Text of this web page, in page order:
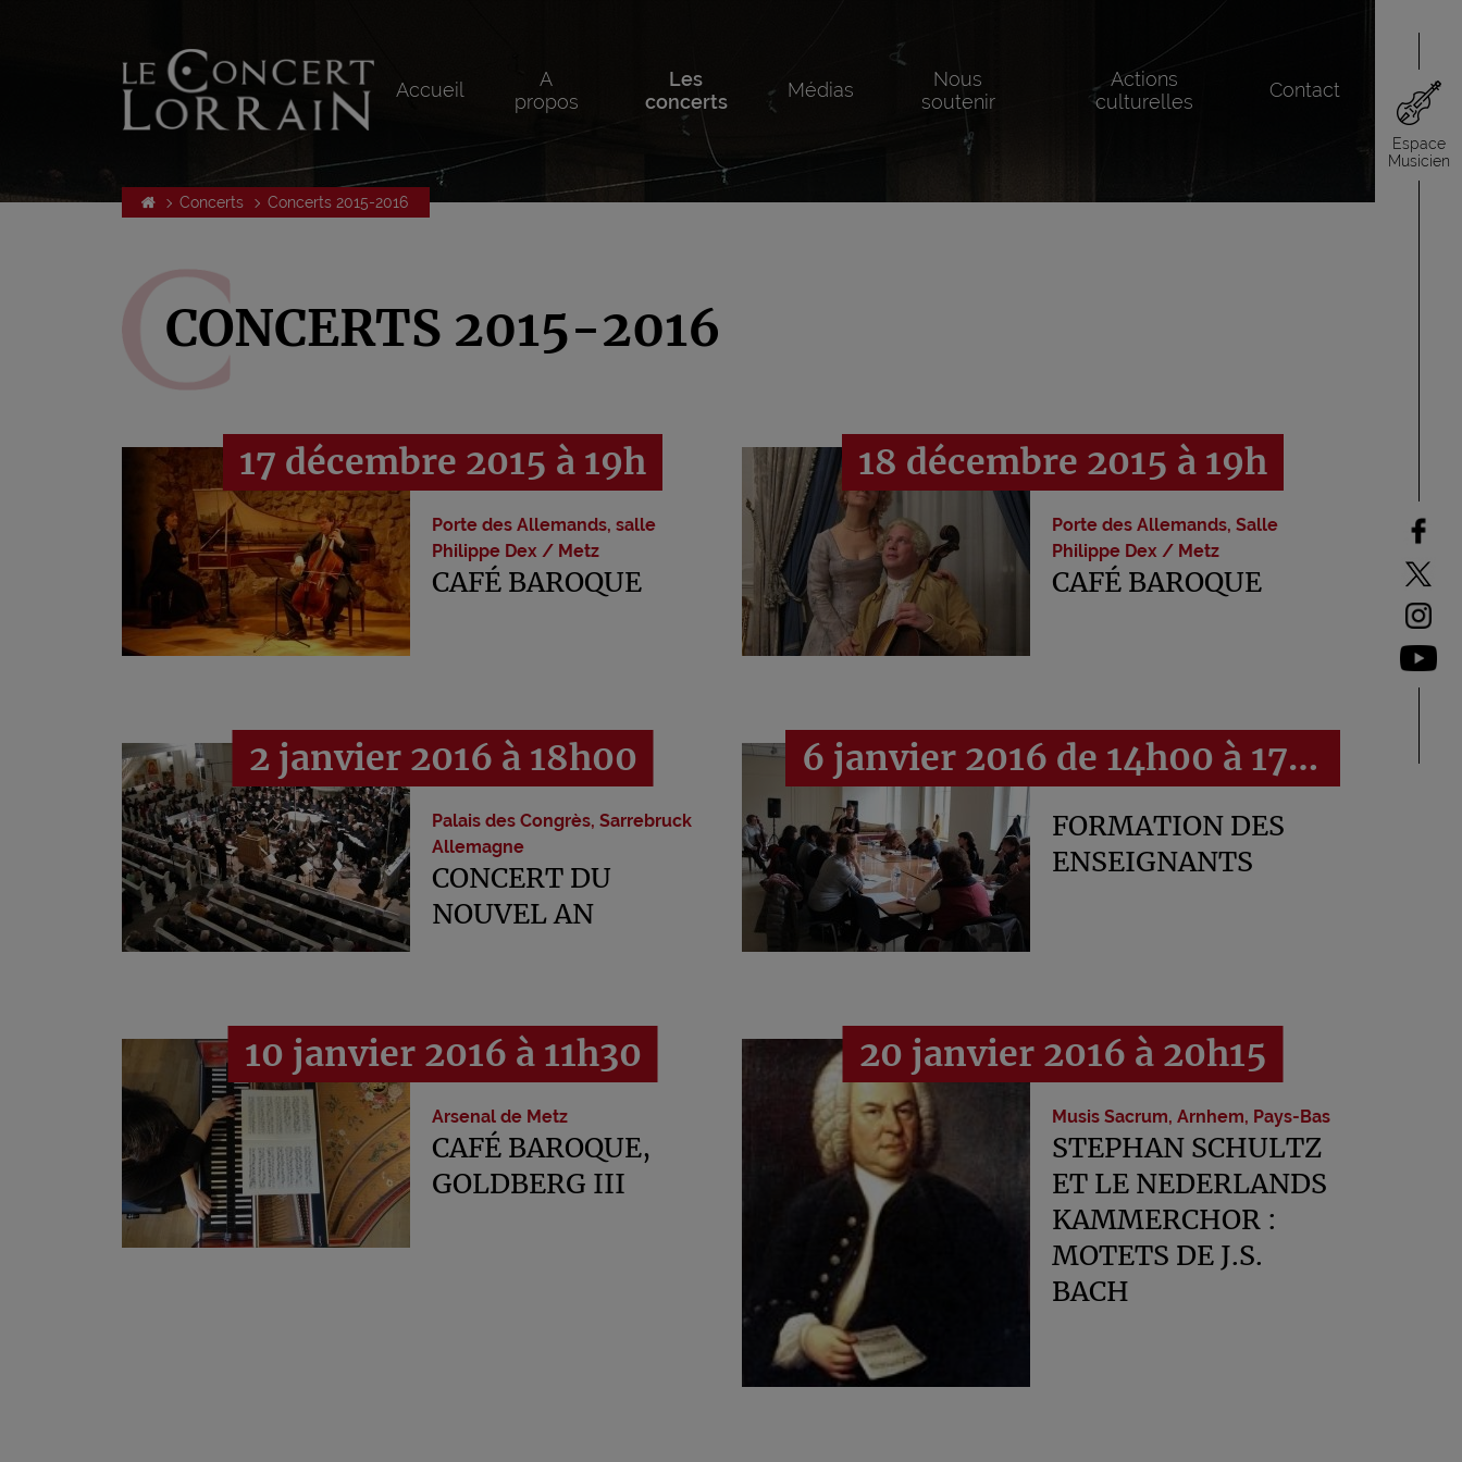
Accueil
A
propos
Les
concerts
Médias
Nous
soutenir
Actions
culturelles
Contact
Concerts Concerts 2015-2016
Espace
Musicien
CONCERTS 2015-2016
17 décembre 2015 à 19h
Porte des Allemands, salle
Philippe Dex / Metz
CAFÉ BAROQUE
18 décembre 2015 à 19h
Porte des Allemands, Salle
Philippe Dex / Metz
CAFÉ BAROQUE
2 janvier 2016 à 18h00
Palais des Congrès, Sarrebruck
Allemagne
CONCERT DU
NOUVEL AN
6 janvier 2016 de 14h00 à 17h00
FORMATION DES
ENSEIGNANTS
10 janvier 2016 à 11h30
Arsenal de Metz
CAFÉ BAROQUE,
GOLDBERG III
20 janvier 2016 à 20h15
Musis Sacrum, Arnhem, Pays-Bas
STEPHAN SCHULTZ
ET LE NEDERLANDS
KAMMERCHOR :
MOTETS DE J.S.
BACH